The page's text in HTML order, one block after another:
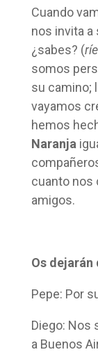
Cuando
nos invita a
¿sabes? (
somos
su camino;
vayamos
hemos
Naranja
cuanto nos
amigos.
Os
Pepe: Por
Diego: Nos
a Buenos